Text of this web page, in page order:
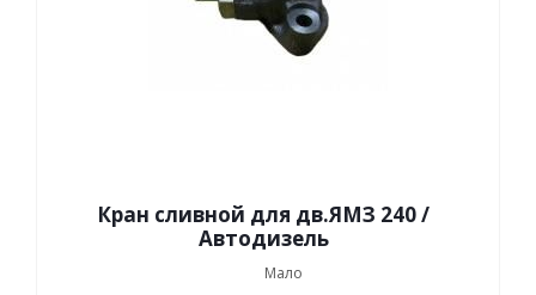
Кран сливной для дв.ЯМЗ 240 /
Автодизель
Мало